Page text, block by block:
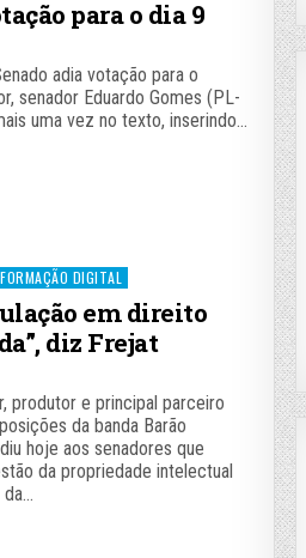
para o dia 9
adia votação para o
senador Eduardo Gomes (PL-
uma vez no texto, inserindo…
DIGITAL
em direito
diz Frejat
produtor e principal parceiro
da banda Barão
hoje aos senadores que
da propriedade intelectual